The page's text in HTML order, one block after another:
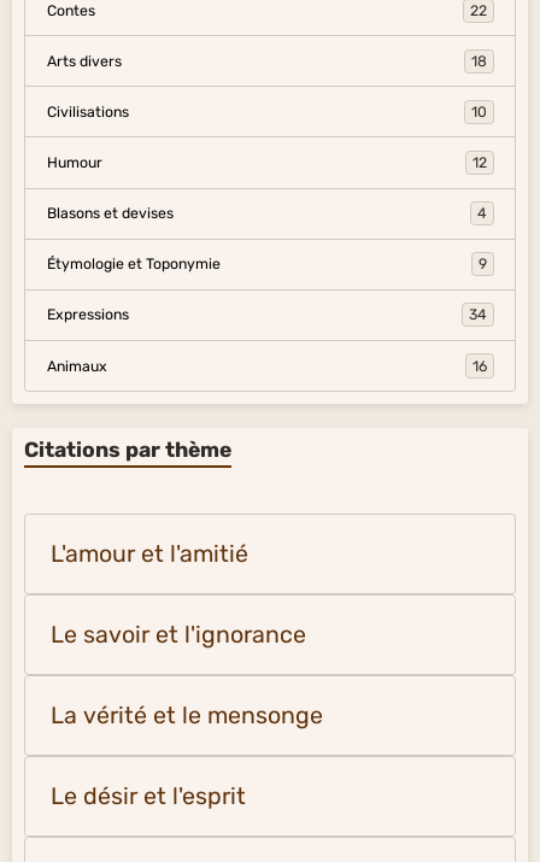
Contes 22
Arts divers 18
Civilisations 10
Humour 12
Blasons et devises 4
Étymologie et Toponymie 9
Expressions 34
Animaux 16
Citations par thème
L'amour et l'amitié
Le savoir et l'ignorance
La vérité et le mensonge
Le désir et l'esprit